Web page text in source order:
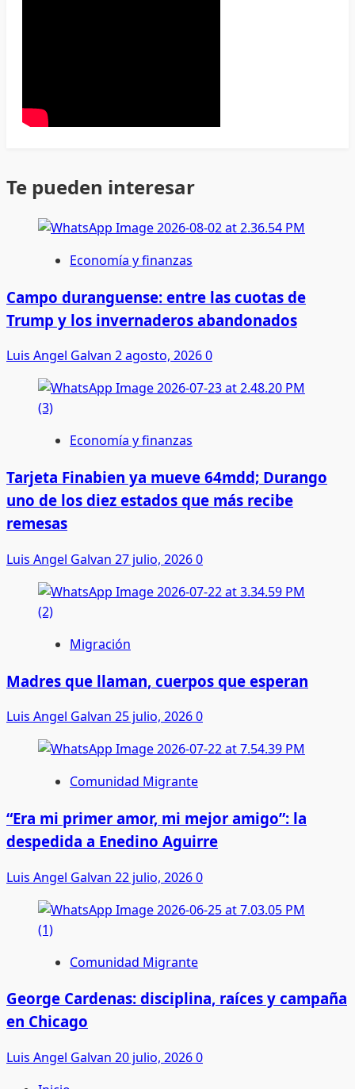
Te pueden interesar
Economía y finanzas
Campo duranguense: entre las cuotas de
Trump y los invernaderos abandonados
Luis Angel Galvan 2 agosto, 20260
Economía y finanzas
Tarjeta Finabien ya mueve 64mdd; Durango
uno de los diez estados que más recibe
remesas
Luis Angel Galvan 27 julio, 20260
Migración
Madres que llaman, cuerpos que esperan
Luis Angel Galvan 25 julio, 20260
Comunidad Migrante
“Era mi primer amor, mi mejor amigo”: la
despedida a Enedino Aguirre
Luis Angel Galvan 22 julio, 20260
Comunidad Migrante
George Cardenas: disciplina, raíces y campaña
en Chicago
Luis Angel Galvan 20 julio, 20260